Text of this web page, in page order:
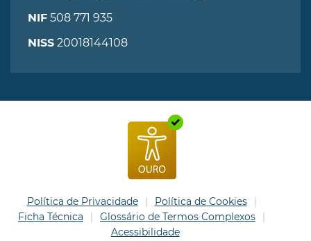
NIF 508 771 935
NISS 20018144108
Política de Privacidade
Política de Cookies
Ficha Técnica
Glossário de Termos Complexos
Acessibilidade